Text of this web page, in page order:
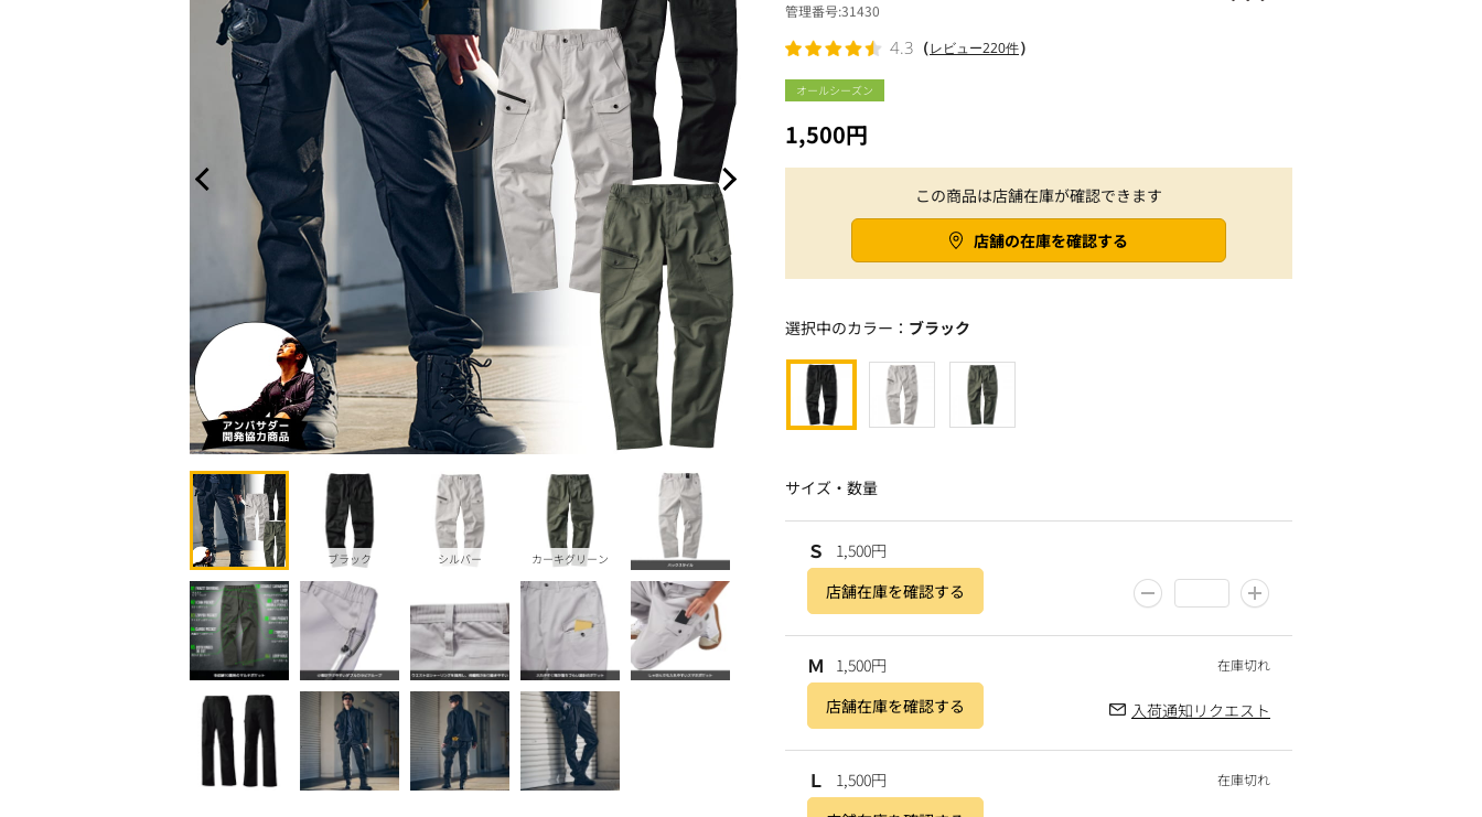
ブラック シルバー カーキグリーン
オールシーズン
この商品は店舗在庫が確認できます
店舗の在庫を確認する
1,500円
管理番号31430
4.3 （レビュー220件）
選択中のカラー： ブラック
サイズ・数量
Ｓ
1,500円
店舗在庫を確認する
Ｍ 1,500円
入荷通知リクエスト
店舗在庫を確認する
Ｌ 1,500円